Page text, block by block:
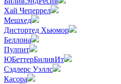
Хай Чеперрел
Мешхед
Дистортед Хьюмор
Беллона
Пулпит
ЮБеттерБиливИт
Сэдлерс Уэллс
Касора